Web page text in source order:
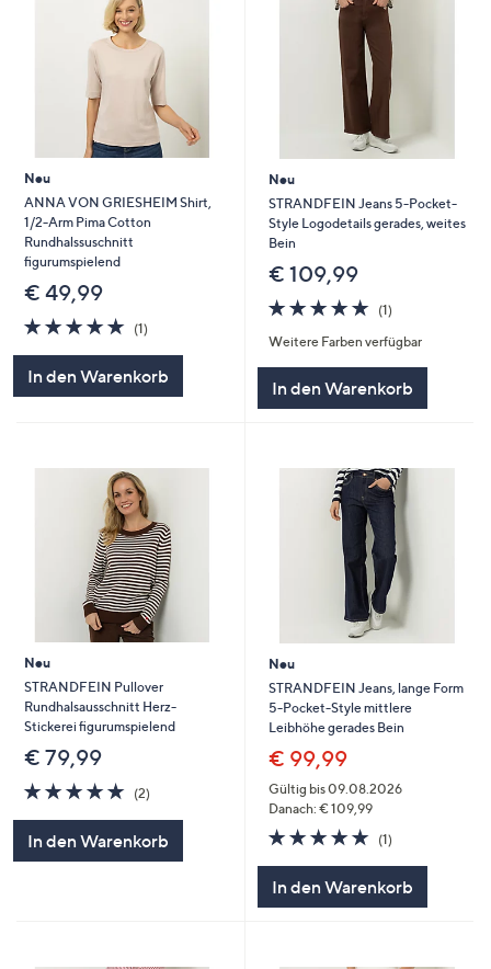
Neu
ANNA VON GRIESHEIM Shirt,
1/2-Arm Pima Cotton
Rundhalssuschnitt
figurumspielend
€ 49,99
5.0
von
5
(1)
In den Warenkorb
Neu
STRANDFEIN Jeans 5-Pocket-
Style Logodetails gerades, weites
Bein
€ 109,99
5.0
von
5
(1)
Weitere Farben verfügbar
In den Warenkorb
Neu
STRANDFEIN Pullover
Rundhalsausschnitt Herz-
Stickerei figurumspielend
€ 79,99
5.0
von
5
(2)
In den Warenkorb
Neu
STRANDFEIN Jeans, lange Form
5-Pocket-Style mittlere
Leibhöhe gerades Bein
€ 99,99
Gültig bis 09.08.2026
Danach: € 109,99
5.0
von
5
(1)
In den Warenkorb